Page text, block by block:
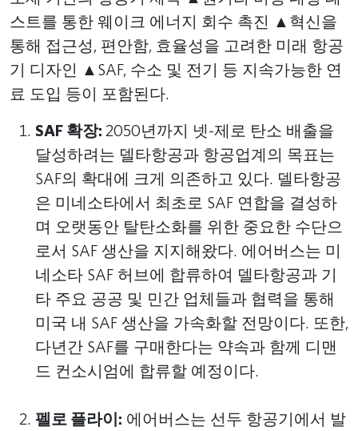
스트를 통한 웨이크 에너지 회수 촉진 ▲혁신을
통해 접근성, 편안함, 효율성을 고려한 미래 항공
기 디자인 ▲SAF, 수소 및 전기 등 지속가능한 연
료 도입 등이 포함된다.
SAF 확장: 2050년까지 넷-제로 탄소 배출을
달성하려는 델타항공과 항공업계의 목표는
SAF의 확대에 크게 의존하고 있다. 델타항공
은 미네소타에서 최초로 SAF 연합을 결성하
며 오랫동안 탈탄소화를 위한 중요한 수단으
로서 SAF 생산을 지지해왔다. 에어버스는 미
네소타 SAF 허브에 합류하여 델타항공과 기
타 주요 공공 및 민간 업체들과 협력을 통해
미국 내 SAF 생산을 가속화할 전망이다. 또한,
다년간 SAF를 구매한다는 약속과 함께 디맨
드 컨소시엄에 합류할 예정이다.
펠로 플라이: 에어버스는 선두 항공기에서 발